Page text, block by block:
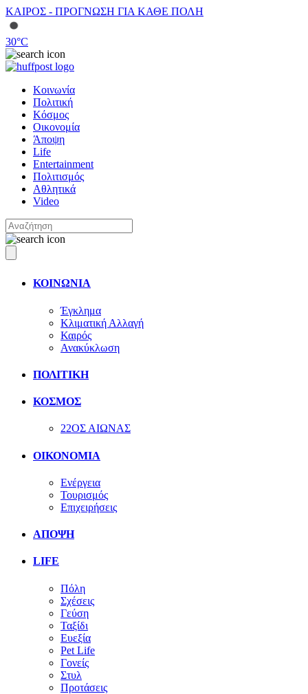
ΚΑΙΡΟΣ - ΠΡΟΓΝΩΣΗ ΓΙΑ ΚΑΘΕ ΠΟΛΗ
30°C
Κοινωνία
Πολιτική
Κόσμος
Οικονομία
Άποψη
Life
Entertainment
Πολιτισμός
Αθλητικά
Video
ΚΟΙΝΩΝΙΑ
Έγκλημα
Κλιματική Αλλαγή
Καιρός
Ανακύκλωση
ΠΟΛΙΤΙΚΗ
ΚΟΣΜΟΣ
22ΟΣ ΑΙΩΝΑΣ
ΟΙΚΟΝΟΜΙΑ
Ενέργεια
Τουρισμός
Επιχειρήσεις
ΑΠΟΨΗ
LIFE
Πόλη
Σχέσεις
Γεύση
Ταξίδι
Ευεξία
Pet Life
Γονείς
Στυλ
Προτάσεις